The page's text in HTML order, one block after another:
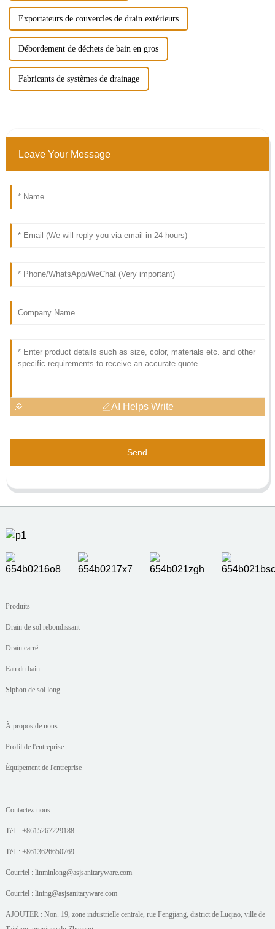
Exportateurs de couvercles de drain extérieurs
Débordement de déchets de bain en gros
Fabricants de systèmes de drainage
Leave Your Message
AI Helps Write
Send
Produits
Drain de sol rebondissant
Drain carré
Eau du bain
Siphon de sol long
À propos de nous
Profil de l'entreprise
Équipement de l'entreprise
Contactez-nous
Tél. : +8615267229188
Tél. : +8613626650769
Courriel : linminlong@asjsanitaryware.com
Courriel : lining@asjsanitaryware.com
AJOUTER : Non. 19, zone industrielle centrale, rue Fengjiang, district de Luqiao, ville de